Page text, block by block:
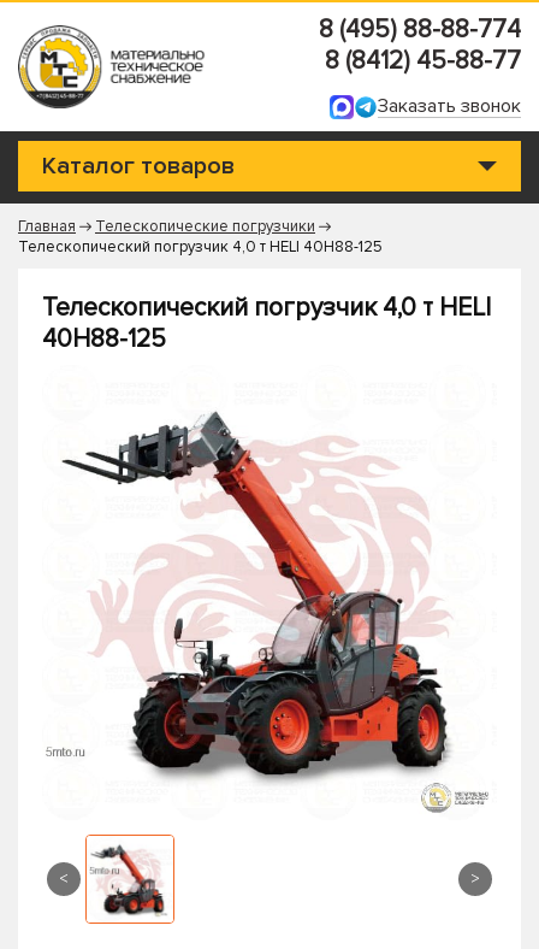
8 (495) 88-88-774
8 (8412) 45-88-77
Заказать звонок
Каталог товаров
Главная
Телескопические погрузчики
Телескопический погрузчик 4,0 т HELI 40H88-125
Телескопический погрузчик 4,0 т HELI
40H88-125
< >